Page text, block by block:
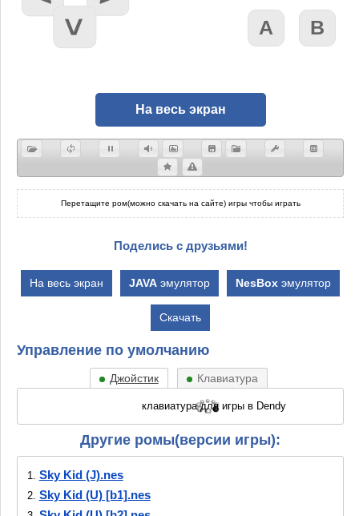
На весь экран
Перетащите ром(можно скачать на сайте) игры чтобы играть
Поделись с друзьями!
На весь экран JAVA эмулятор NesBox эмулятор
Скачать
Управление по умолчанию
Джойстик Клавиатура
Другие ромы(версии игры):
1. Sky Kid (J).nes
2. Sky Kid (U) [b1].nes